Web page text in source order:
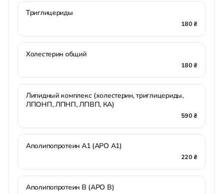
Триглицериды
180 ₴
Холестерин общий
180 ₴
Липидный комплекс (холестерин, триглицериды,
ЛПОНП, ЛПНП, ЛПВП, КА)
590 ₴
Аполипопротеин А1 (АPO А1)
220 ₴
Аполипопротеин B (АPO B)